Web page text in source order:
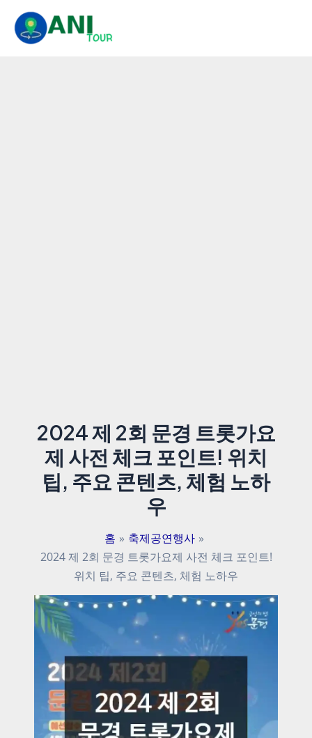
2024 제 2회 문경 트롯가요
제 사전 체크 포인트! 위치
팁, 주요 콘텐츠, 체험 노하
우
홈
축제공연행사
2024 제 2회 문경 트롯가요제 사전 체크 포인트!
위치 팁, 주요 콘텐츠, 체험 노하우